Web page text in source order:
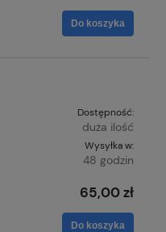
Do koszyka
Dostępność:
duża ilość
Wysyłka w:
48 godzin
65,00 zł
Do koszyka